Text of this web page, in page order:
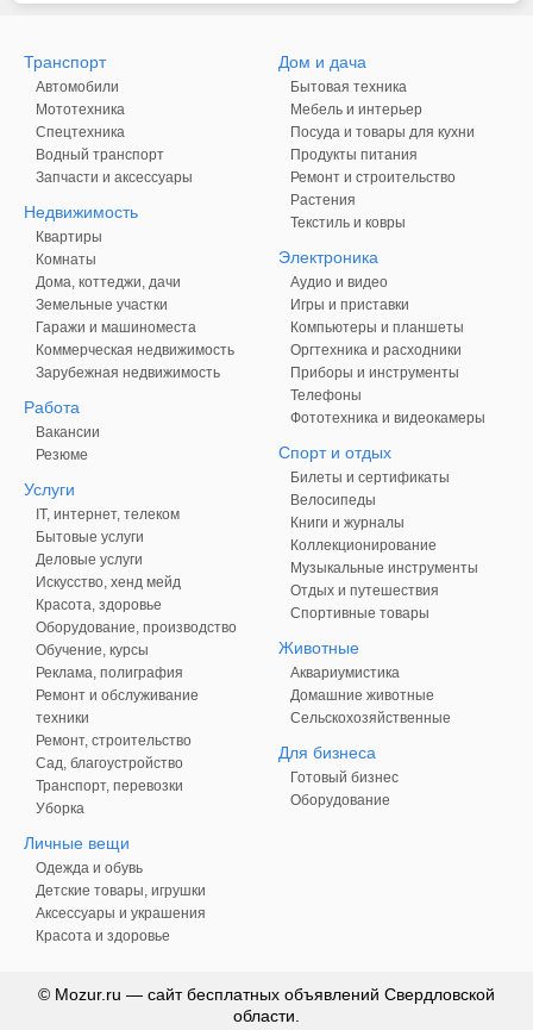
Транспорт
Автомобили
Мототехника
Спецтехника
Водный транспорт
Запчасти и аксессуары
Недвижимость
Квартиры
Комнаты
Дома, коттеджи, дачи
Земельные участки
Гаражи и машиноместа
Коммерческая недвижимость
Зарубежная недвижимость
Работа
Вакансии
Резюме
Услуги
IT, интернет, телеком
Бытовые услуги
Деловые услуги
Искусство, хенд мейд
Красота, здоровье
Оборудование, производство
Обучение, курсы
Реклама, полиграфия
Ремонт и обслуживание
техники
Ремонт, строительство
Сад, благоустройство
Транспорт, перевозки
Уборка
Личные вещи
Одежда и обувь
Детские товары, игрушки
Аксессуары и украшения
Красота и здоровье
Дом и дача
Бытовая техника
Мебель и интерьер
Посуда и товары для кухни
Продукты питания
Ремонт и строительство
Растения
Текстиль и ковры
Электроника
Аудио и видео
Игры и приставки
Компьютеры и планшеты
Оргтехника и расходники
Приборы и инструменты
Телефоны
Фототехника и видеокамеры
Спорт и отдых
Билеты и сертификаты
Велосипеды
Книги и журналы
Коллекционирование
Музыкальные инструменты
Отдых и путешествия
Спортивные товары
Животные
Аквариумистика
Домашние животные
Сельскохозяйственные
Для бизнеса
Готовый бизнес
Оборудование
© Mozur.ru — сайт бесплатных объявлений Свердловской
области.